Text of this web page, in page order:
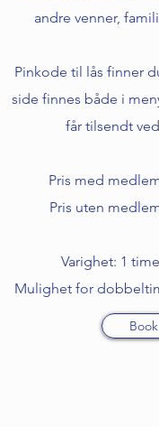
andre venner,
Pinkode til lås finner
side finnes både i
får tilsendt
Pris med
Pris uten
Varighet: 1
Mulighet for
Book